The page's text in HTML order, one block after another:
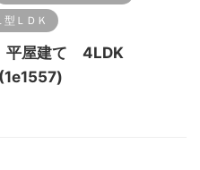
型ＬＤＫ
平屋建て 4LDK